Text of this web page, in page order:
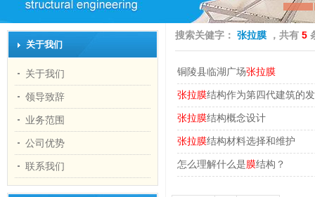
关于我们
关于我们
领导致辞
业务范围
公司优势
联系我们
搜索关健字： 张拉膜 ，共有 5
铜陵县临湖广场张拉膜
张拉膜结构作为第四代建筑的
张拉膜结构概念设计
张拉膜结构材料选择和维护
怎么理解什么是膜结构？